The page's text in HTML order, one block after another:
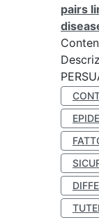
pairs